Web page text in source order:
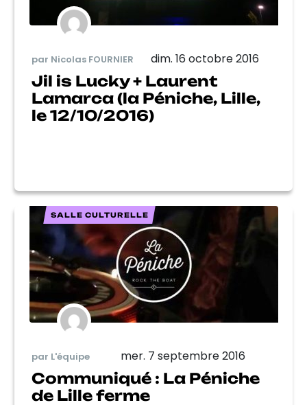
par Nicolas FOURNIER dim. 16 octobre 2016
Jil is Lucky + Laurent
Lamarca (la Péniche, Lille,
le 12/10/2016)
SALLE CULTURELLE
par L'équipe mer. 7 septembre 2016
Communiqué : La Péniche
de Lille ferme